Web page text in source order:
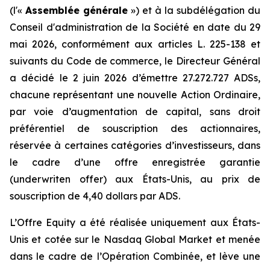
(l'« Assemblée générale ») et à la subdélégation du
Conseil d'administration de la Société en date du 29
mai 2026, conformément aux articles L. 225-138 et
suivants du Code de commerce, le Directeur Général
a décidé le 2 juin 2026 d’émettre 27.272.727 ADSs,
chacune représentant une nouvelle Action Ordinaire,
par voie d’augmentation de capital, sans droit
préférentiel de souscription des actionnaires,
réservée à certaines catégories d’investisseurs, dans
le cadre d’une offre enregistrée garantie
(underwriten offer) aux États-Unis, au prix de
souscription de 4,40 dollars par ADS.
L’Offre Equity a été réalisée uniquement aux États-
Unis et cotée sur le Nasdaq Global Market et menée
dans le cadre de l’Opération Combinée, et lève une